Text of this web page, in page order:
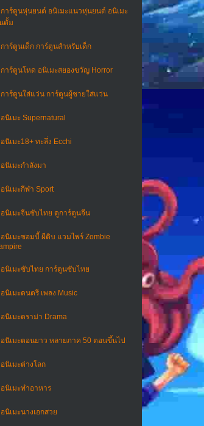
การ์ตูนหุ่นยนต์ อนิเมะแนวหุ่นยนต์ อนิเมะ
ดั้ม
การ์ตูนเด็ก การ์ตูนสำหรับเด็ก
การ์ตูนโหด อนิเมะสยองขวัญ Horror
การ์ตูนใส่แว่น การ์ตูนผู้ชายใส่แว่น
อนิเมะ Supernatural
อนิเมะ18+ ทะลึ่ง Ecchi
อนิเมะกำลังมา
อนิเมะกีฬา Sport
อนิเมะจีนซับไทย ดูการ์ตูนจีน
อนิเมะซอมบี้ ผีดิบ แวมไพร์ Zombie
อนิเมะซับไทย การ์ตูนซับไทย
อนิเมะดนตรี เพลง Music
อนิเมะดราม่า Drama
อนิเมะตอนยาว หลายภาค 50 ตอนขึ้นไป
อนิเมะต่างโลก
อนิเมะทําอาหาร
อนิเมะนางเอกสวย